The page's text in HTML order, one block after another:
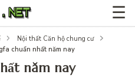
☰
Nội thất Căn hộ chung cư
chuẩn nhất năm nay
năm nay